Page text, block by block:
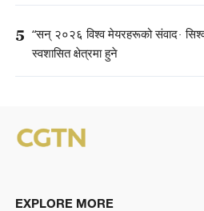
5 “सन् २०२६ विश्व मेयरहरूको संवाद·
स्वशासित क्षेत्रमा हुने
EXPLORE MORE